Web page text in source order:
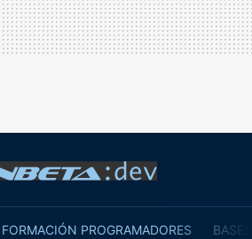
FORMACIÓN PROGRAMADORES